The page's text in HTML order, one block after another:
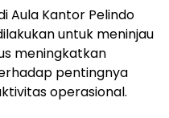
Aula Kantor Pelindo
untuk meninjau
meningkatkan
pentingnya
operasional.